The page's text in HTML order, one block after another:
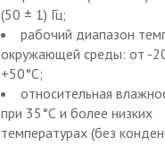
(50 ± 1) Гц;
рабочий диапазон
окружающей среды: от -
+50°С;
относительная
при 35°С и более низких
температурах (без